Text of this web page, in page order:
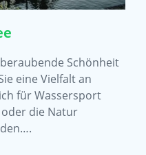
Schönheit
eine Vielfalt an
für Wassersport
die Natur